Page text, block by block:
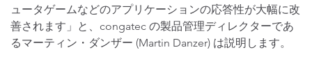
ュータゲームなどのアプリケーションの応答性が大幅に改
善されます」と、congatec の製品管理ディレクターであ
るマーティン・ダンザー (Martin Danzer) は説明します。